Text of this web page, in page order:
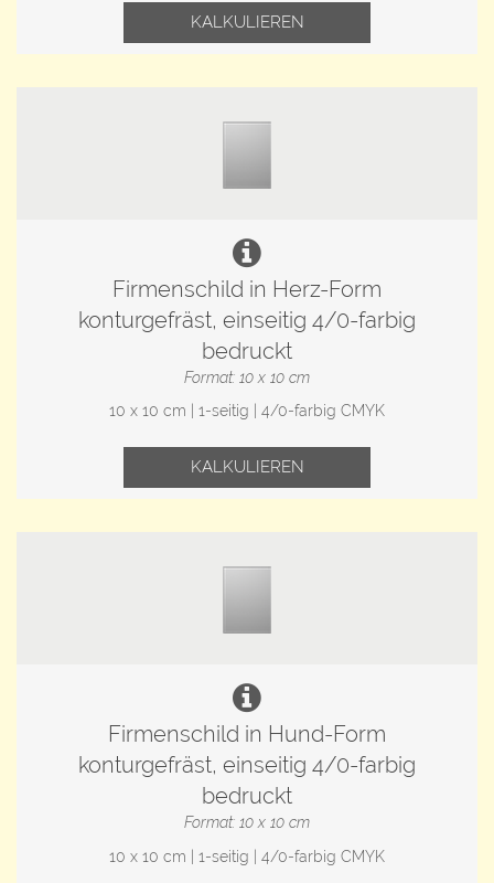
KALKULIEREN
Firmenschild in Herz-Form
konturgefräst, einseitig 4/0-farbig
bedruckt
Format: 10 x 10 cm
10 x 10 cm | 1-seitig | 4/0-farbig CMYK
KALKULIEREN
Firmenschild in Hund-Form
konturgefräst, einseitig 4/0-farbig
bedruckt
Format: 10 x 10 cm
10 x 10 cm | 1-seitig | 4/0-farbig CMYK